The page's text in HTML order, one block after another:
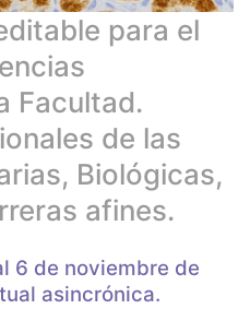
para el
Facultad.
de las
Biológicas,
afines.
6 de noviembre de
asincrónica.